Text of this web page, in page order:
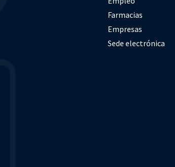
Farmacias
Empresas
Sede electrónica